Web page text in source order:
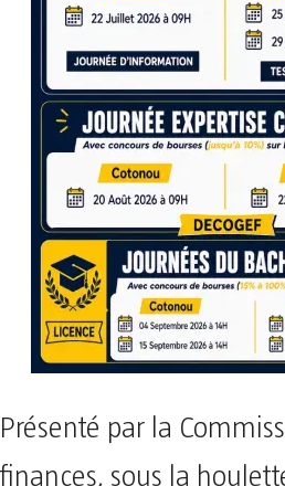
Présenté par la
finances, sous la